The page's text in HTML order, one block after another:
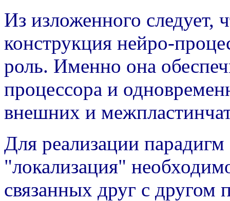
Из изложенного следует,
конструкция нейро-
роль. Именно она
процессора и
внешних и
Для реализации
"локализация"
связанных друг с другом